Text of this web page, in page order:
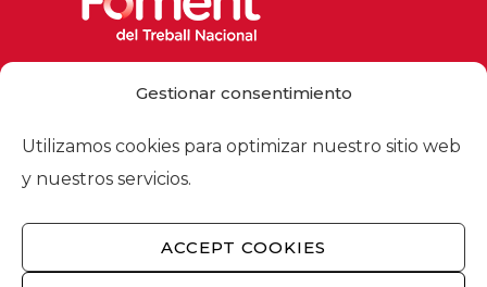
Gestionar consentimiento
Utilizamos cookies para optimizar nuestro sitio web
y nuestros servicios.
ACCEPT COOKIES
foment@foment.com
© 2026 - Foment del Treball Nacional